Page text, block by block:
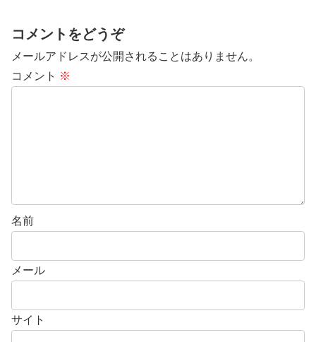
コメントをどうぞ
メールアドレスが公開されることはありません。
コメント ※
名前
メール
サイト